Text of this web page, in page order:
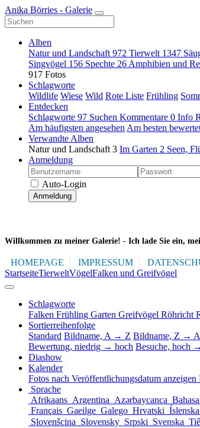
Anika Börries - Galerie
Alben
Natur und Landschaft 972 Tierwelt 1347
Singvögel 156 Spechte 26 Amphibien und
917 Fotos
Schlagworte
Wildlife Wiese Wild Rote Liste Frühling
Entdecken
Schlagworte 97 Suchen Kommentare 0 Info
Am häufigsten angesehen Am besten
Verwandte Alben
Natur und Landschaft 3 Im Garten 2 Seen,
Anmeldung
Auto-Login
Anmeldung
Willkommen zu meiner Galerie! - Ich lade Sie ein,
HOMEPAGE IMPRESSUM
StartseiteTierweltVögelFalken und Greifvögel
Schlagworte
Falken Frühling Garten Greifvögel Röhricht
Sortierreihenfolge
Standard Bildname, A → Z Bildname, Z → A
Bewertung, niedrig → hoch Besuche, hoch
Diashow
Kalender
Fotos nach Veröffentlichungsdatum anzeigen
Sprache
Afrikaans Argentina Azərbaycanca
Français Gaeilge Galego Hrvatski Íslenska
Slovenšcina Slovensky Srpski Svenska